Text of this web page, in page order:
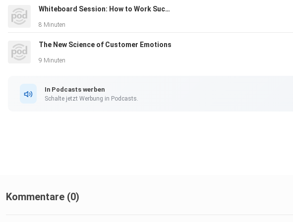
Whiteboard Session: How to Work Successfully Across Borders
8 Minuten
The New Science of Customer Emotions
9 Minuten
In Podcasts werben
Schalte jetzt Werbung in Podcasts.
Kommentare (0)